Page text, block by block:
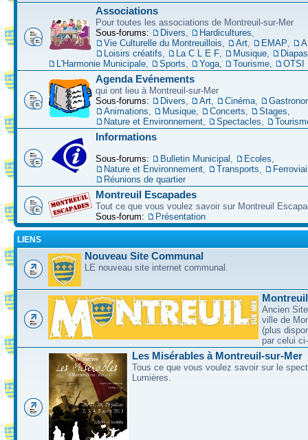
Associations
Pour toutes les associations de Montreuil-sur-Mer
Sous-forums:
Divers, Hardicultures,
Vie Culturelle du Montreuillois, Art, EMAP,
Loisirs créatifs, La C L E F, Musique,
L'Harmonie Municipale, Sports, Yoga, Tourisme, OTSI
Agenda Evénements
qui ont lieu à Montreuil-sur-Mer
Sous-forums:
Divers, Art, Cinéma,
Animations, Musique, Concerts, Stages,
Nature et Environnement, Spectacles,
Informations
Sous-forums: Bulletin Municipal , Ecoles,
Nature et Environnement, Transports,
Réunions de quartier
Montreuil Escapades
Tout ce que vous voulez savoir sur Montreuil
Sous-forum:
Présentation
LIENS
Nouveau Site Communal
LE nouveau site internet communal.
Ancien
ville de
(plus
par celui
Les Misérables à Montreuil-sur-Mer
Tous ce que vous voulez savoir sur le
Lumières.